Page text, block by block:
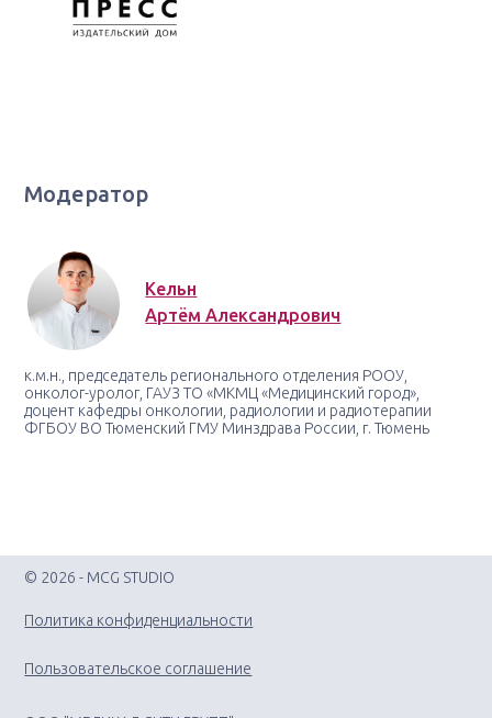
Модератор
Кельн
Артём Александрович
к.м.н., председатель регионального отделения РООУ,
онколог-уролог, ГАУЗ ТО «МКМЦ «Медицинский город»,
доцент кафедры онкологии, радиологии и радиотерапии
ФГБОУ ВО Тюменский ГМУ Минздрава России, г. Тюмень
© 2026 - MCG STUDIO
Политика конфиденциальности
Пользовательское соглашение